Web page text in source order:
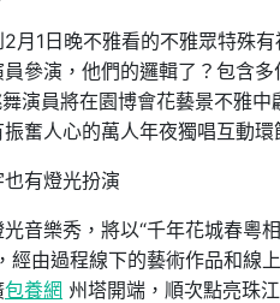
月1日晚不雅看的不雅眾特殊
參演，他們的邏輯了？包含
舞演員將在園博會花藝景不雅
奮人心的萬人年夜獨唱互動環
有燈光扮演
音樂秀，將以“千年花城春粵
經由過程線下的藝術作品和線
包養網 州塔開端，順次點亮珠